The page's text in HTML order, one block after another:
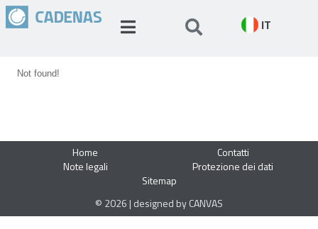
IT
Not found!
Home
Contatti
Note legali
Protezione dei dati
Sitemap
© 2026 | designed by CANVAS